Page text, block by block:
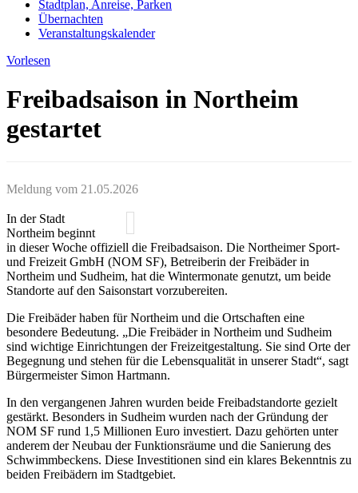
Stadtplan, Anreise, Parken
Übernachten
Veranstaltungskalender
Vorlesen
Freibadsaison in Northeim
gestartet
Meldung vom 21.05.2026
In der Stadt
Northeim beginnt
in dieser Woche offiziell die Freibadsaison. Die Northeimer Sport-
und Freizeit GmbH (NOM SF), Betreiberin der Freibäder in
Northeim und Sudheim, hat die Wintermonate genutzt, um beide
Standorte auf den Saisonstart vorzubereiten.
Die Freibäder haben für Northeim und die Ortschaften eine
besondere Bedeutung. „Die Freibäder in Northeim und Sudheim
sind wichtige Einrichtungen der Freizeitgestaltung. Sie sind Orte der
Begegnung und stehen für die Lebensqualität in unserer Stadt“, sagt
Bürgermeister Simon Hartmann.
In den vergangenen Jahren wurden beide Freibadstandorte gezielt
gestärkt. Besonders in Sudheim wurden nach der Gründung der
NOM SF rund 1,5 Millionen Euro investiert. Dazu gehörten unter
anderem der Neubau der Funktionsräume und die Sanierung des
Schwimmbeckens. Diese Investitionen sind ein klares Bekenntnis zu
beiden Freibädern im Stadtgebiet.